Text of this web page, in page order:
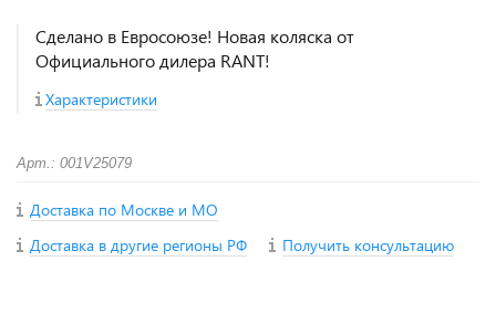
Сделано в Евросоюзе! Новая коляска от
Официального дилера RANT!
Характеристики
Арт.: 001V25079
Доставка по Москве и МО
Доставка в другие регионы РФ
Получить консультацию